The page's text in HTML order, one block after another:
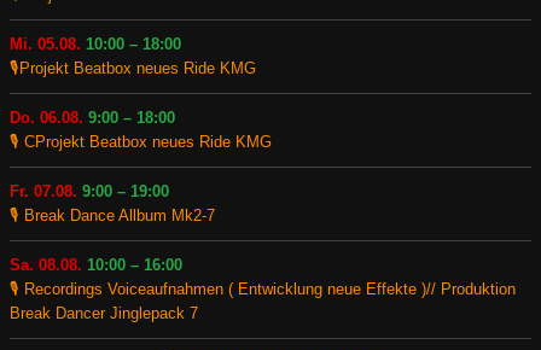
Mi. 05.08. 10:00 – 18:00
🎙️Projekt Beatbox neues Ride KMG
Do. 06.08. 9:00 – 18:00
🎙️ CProjekt Beatbox neues Ride KMG
Fr. 07.08. 9:00 – 19:00
🎙️ Break Dance Allbum Mk2-7
Sa. 08.08. 10:00 – 16:00
🎙️ Recordings Voiceaufnahmen ( Entwicklung neue Effekte )// Produktion
Break Dancer Jinglepack 7